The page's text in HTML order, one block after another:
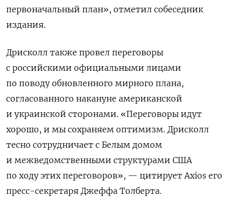
первоначальный план», отметил собеседник
издания.
Дрисколл также провел переговоры
с российскими официальными лицами
по поводу обновленного мирного плана,
согласованного накануне американской
и украинской сторонами. «Переговоры идут
хорошо, и мы сохраняем оптимизм. Дрисколл
тесно сотрудничает с Белым домом
и межведомственными структурами США
по ходу этих переговоров», — цитирует Axios его
пресс-секретаря Джеффа Толберта.